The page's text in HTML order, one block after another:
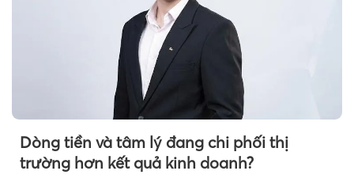
Dòng tiền và tâm lý đang chi phối thị
trường hơn kết quả kinh doanh?